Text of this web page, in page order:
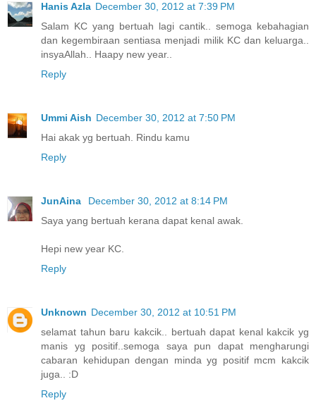
Hanis Azla December 30, 2012 at 7:39 PM
Salam KC yang bertuah lagi cantik.. semoga kebahagian
dan kegembiraan sentiasa menjadi milik KC dan keluarga..
insyaAllah.. Haapy new year..
Reply
Ummi Aish December 30, 2012 at 7:50 PM
Hai akak yg bertuah. Rindu kamu
Reply
JunAina
December 30, 2012 at 8:14 PM
Saya yang bertuah kerana dapat kenal awak.
Hepi new year KC.
Reply
Unknown December 30, 2012 at 10:51 PM
selamat tahun baru kakcik.. bertuah dapat kenal kakcik yg
manis yg positif..semoga saya pun dapat mengharungi
cabaran kehidupan dengan minda yg positif mcm kakcik
juga.. :D
Reply